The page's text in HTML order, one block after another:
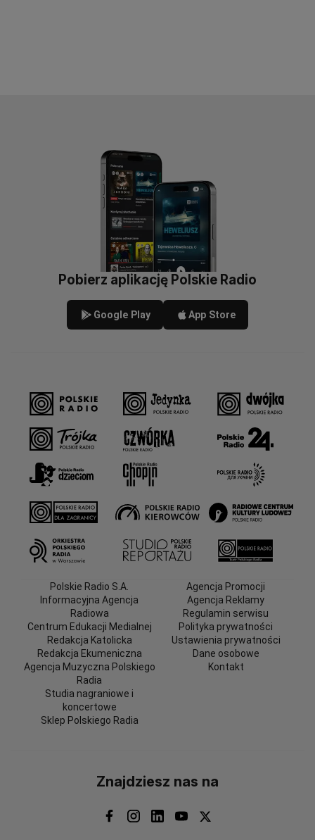
Pobierz aplikację Polskie Radio
Google Play App Store
Polskie Radio S.A.
Informacyjna Agencja
Radiowa
Centrum Edukacji Medialnej
Redakcja Katolicka
Redakcja Ekumeniczna
Agencja Muzyczna Polskiego
Radia
Studia nagraniowe i
koncertowe
Sklep Polskiego Radia
Agencja Promocji
Agencja Reklamy
Regulamin serwisu
Polityka prywatności
Ustawienia prywatności
Dane osobowe
Kontakt
Znajdziesz nas na